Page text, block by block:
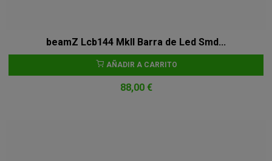
beamZ Lcb144 MkII Barra de Led Smd...
AÑADIR A CARRITO
88,00 €